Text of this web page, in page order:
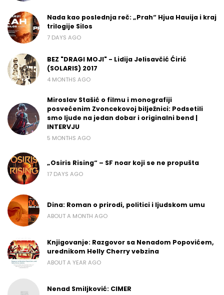
Nada kao poslednja reč: „Prah“ Hjua Hauija i kraj
trilogije Silos
7 DAYS AGO
BEZ "DRAGI MOJI" - Lidija Jelisavčić Ćirić
(SOLARIS) 2017
4 MONTHS AGO
Miroslav Stašić o filmu i monografiji
posvećenim Zvoncekovoj bilježnici: Podsetili
smo ljude na jedan dobar i originalni bend |
INTERVJU
5 MONTHS AGO
„Osiris Rising“ – SF noar koji se ne propušta
17 DAYS AGO
Dina: Roman o prirodi, politici i ljudskom umu
ABOUT A MONTH AGO
Knjigovanje: Razgovor sa Nenadom Popovićem,
urednikom Helly Cherry vebzina
ABOUT A YEAR AGO
Nenad Smiljković: CIMER